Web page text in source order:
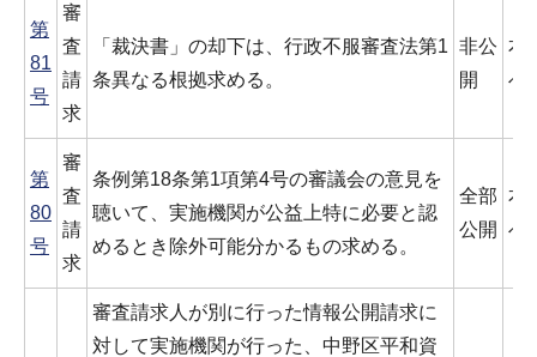
第
81
号
審
査
請
求
「裁決書」の却下は、行政不服審査法第1
条異なる根拠求める。
非公
開
本
べ
第
80
号
審
査
請
求
条例第18条第1項第4号の審議会の意見を
聴いて、実施機関が公益上特に必要と認
めるとき除外可能分かるもの求める。
全部
公開
本
べ
審査請求人が別に行った情報公開請求に
対して実施機関が行った、中野区平和資